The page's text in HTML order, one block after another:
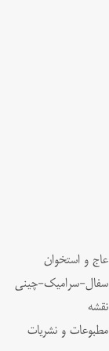
عاج و استخوان
سفال-سرامیک-چینی
نقشه
مطبوعات و نشریات